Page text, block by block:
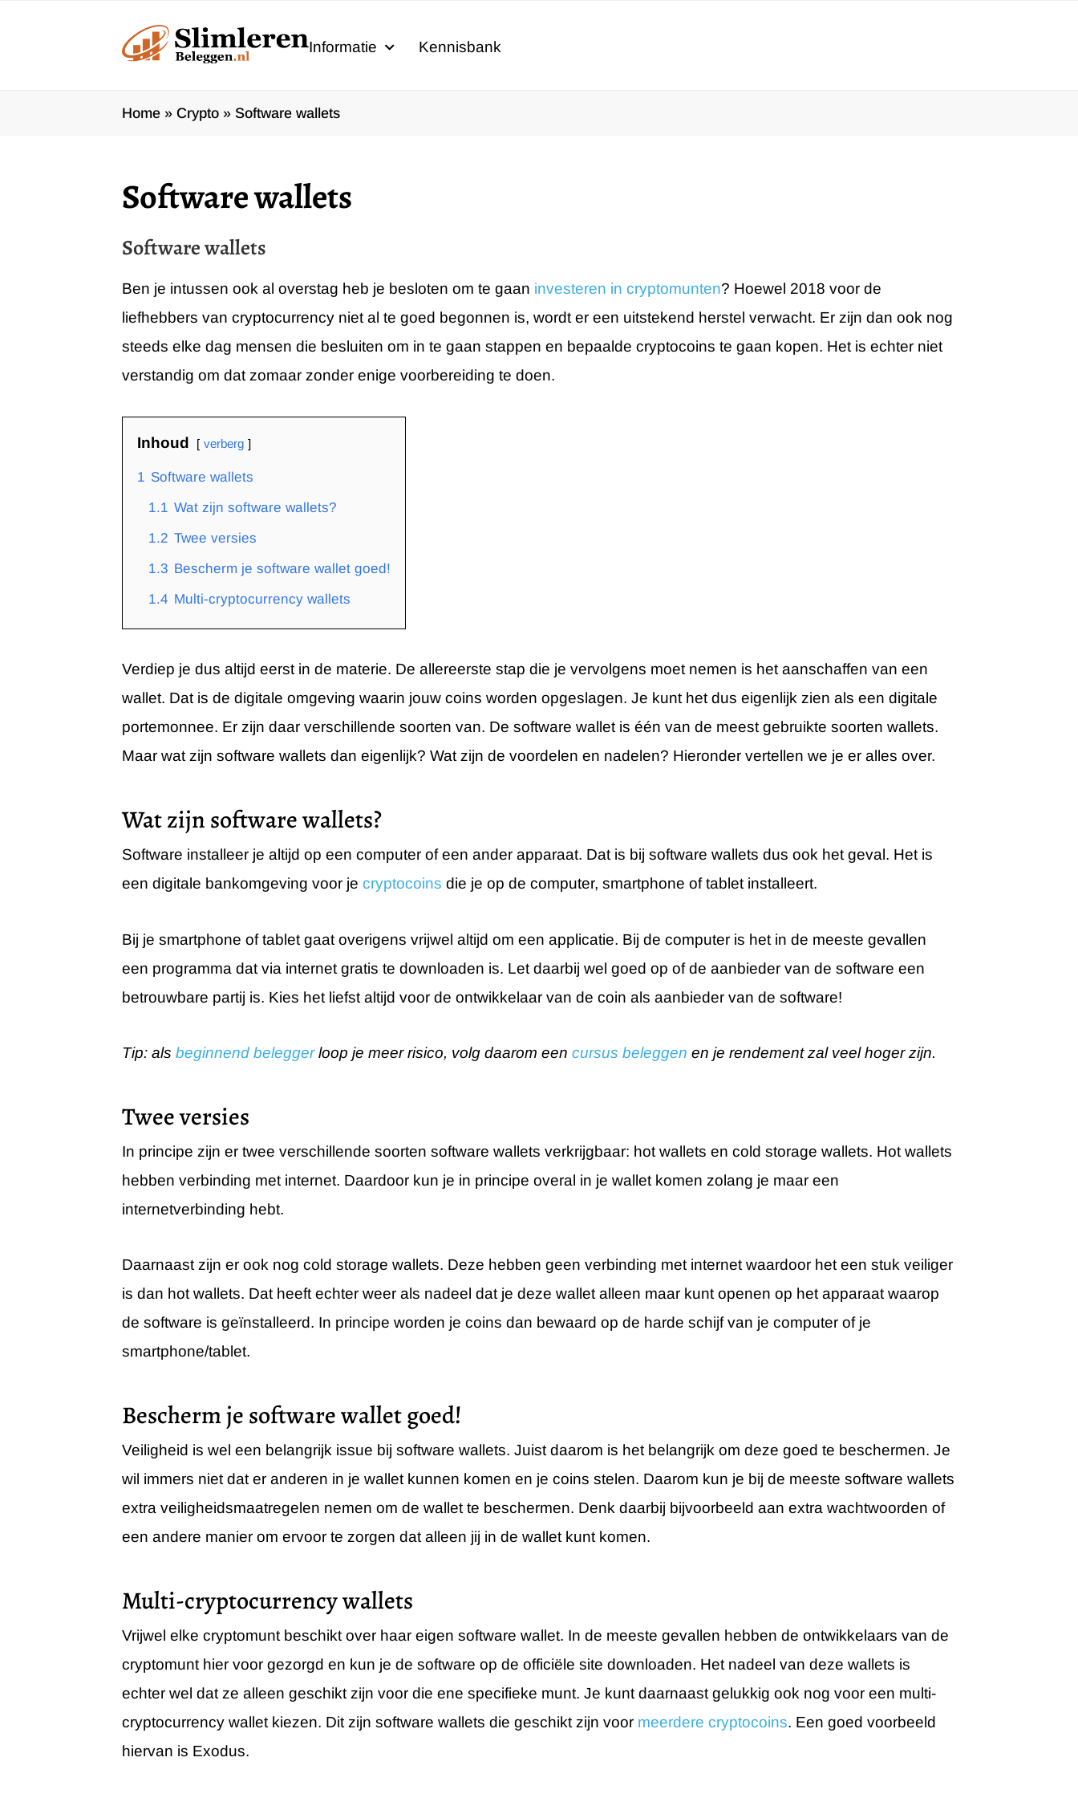
Informatie Kennisbank
Home » Crypto » Software wallets
Software wallets
Software wallets
Ben je intussen ook al overstag heb je besloten om te gaan investeren in cryptomunten? Hoewel 2018 voor de
liefhebbers van cryptocurrency niet al te goed begonnen is, wordt er een uitstekend herstel verwacht. Er zijn dan ook nog
steeds elke dag mensen die besluiten om in te gaan stappen en bepaalde cryptocoins te gaan kopen. Het is echter niet
verstandig om dat zomaar zonder enige voorbereiding te doen.
Inhoud verberg
1 Software wallets
1.1 Wat zijn software wallets?
1.2 Twee versies
1.3 Bescherm je software wallet goed!
1.4 Multi-cryptocurrency wallets
Verdiep je dus altijd eerst in de materie. De allereerste stap die je vervolgens moet nemen is het aanschaffen van een
wallet. Dat is de digitale omgeving waarin jouw coins worden opgeslagen. Je kunt het dus eigenlijk zien als een digitale
portemonnee. Er zijn daar verschillende soorten van. De software wallet is één van de meest gebruikte soorten wallets.
Maar wat zijn software wallets dan eigenlijk? Wat zijn de voordelen en nadelen? Hieronder vertellen we je er alles over.
Wat zijn software wallets?
Software installeer je altijd op een computer of een ander apparaat. Dat is bij software wallets dus ook het geval. Het is
een digitale bankomgeving voor je cryptocoins die je op de computer, smartphone of tablet installeert.
Bij je smartphone of tablet gaat overigens vrijwel altijd om een applicatie. Bij de computer is het in de meeste gevallen
een programma dat via internet gratis te downloaden is. Let daarbij wel goed op of de aanbieder van de software een
betrouwbare partij is. Kies het liefst altijd voor de ontwikkelaar van de coin als aanbieder van de software!
Tip: als beginnend beleggerloop je meer risico, volg daarom een cursus beleggen en je rendement zal veel hoger zijn.
Twee versies
In principe zijn er twee verschillende soorten software wallets verkrijgbaar: hot wallets en cold storage wallets. Hot wallets
hebben verbinding met internet. Daardoor kun je in principe overal in je wallet komen zolang je maar een
internetverbinding hebt.
Daarnaast zijn er ook nog cold storage wallets. Deze hebben geen verbinding met internet waardoor het een stuk veiliger
is dan hot wallets. Dat heeft echter weer als nadeel dat je deze wallet alleen maar kunt openen op het apparaat waarop
de software is geïnstalleerd. In principe worden je coins dan bewaard op de harde schijf van je computer of je
smartphone/tablet.
Bescherm je software wallet goed!
Veiligheid is wel een belangrijk issue bij software wallets. Juist daarom is het belangrijk om deze goed te beschermen. Je
wil immers niet dat er anderen in je wallet kunnen komen en je coins stelen. Daarom kun je bij de meeste software wallets
extra veiligheidsmaatregelen nemen om de wallet te beschermen. Denk daarbij bijvoorbeeld aan extra wachtwoorden of
een andere manier om ervoor te zorgen dat alleen jij in de wallet kunt komen.
Multi-cryptocurrency wallets
Vrijwel elke cryptomunt beschikt over haar eigen software wallet. In de meeste gevallen hebben de ontwikkelaars van de
cryptomunt hier voor gezorgd en kun je de software op de officiële site downloaden. Het nadeel van deze wallets is
echter wel dat ze alleen geschikt zijn voor die ene specifieke munt. Je kunt daarnaast gelukkig ook nog voor een multi-
cryptocurrency wallet kiezen. Dit zijn software wallets die geschikt zijn voor meerdere cryptocoins. Een goed voorbeeld
hiervan is Exodus.